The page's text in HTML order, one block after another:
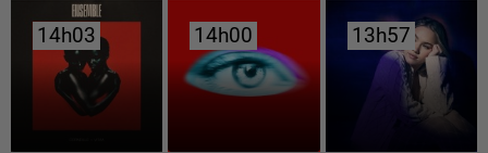
14h03
14h03 14h00
14h00 13h57
13h57